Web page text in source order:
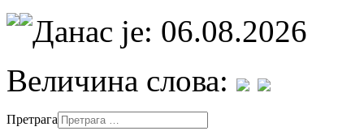
Данас је: 06.08.2026
Величина слова:
Претрага